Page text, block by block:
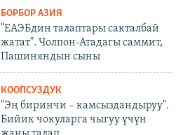
БОРБОР АЗИЯ
"ЕАЭБдин талаптары сакталбай
жатат". Чолпон-Атадагы саммит,
Пашиняндын сыны
КООПСУЗДУК
"Эң биринчи – камсыздандыруу".
Бийик чокуларга чыгуу үчүн